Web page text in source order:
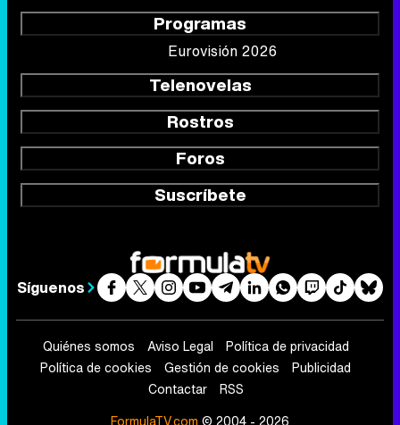
Programas
Eurovisión 2026
Telenovelas
Rostros
Foros
Suscríbete
Síguenos
Quiénes somos Aviso Legal
Política de privacidad
Política de cookies
Gestión de cookies
Publicidad
Contactar
RSS
FormulaTV.com © 2004 - 2026